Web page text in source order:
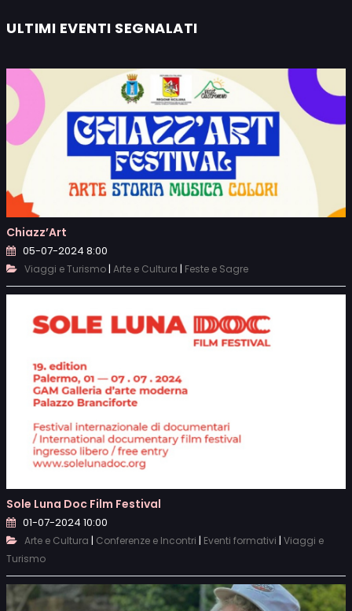
ULTIMI EVENTI SEGNALATI
Chiazz’Art
05-07-2024 8:00
Viaggi e Turismo| Arte e Cultura | Feste e Sagre
Sole Luna Doc Film Festival
01-07-2024 10:00
Arte e Cultura | Conferenze e Incontri | Eventi formativi | Viaggi e
Turismo